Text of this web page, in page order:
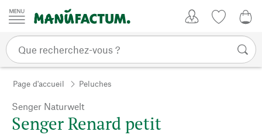
Passer au contenu
Page d'accueil Peluches
Senger Naturwelt
Senger Renard petit